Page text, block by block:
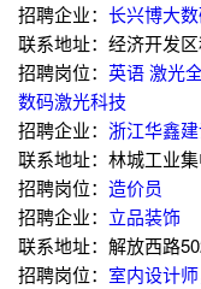
招聘企业： 长兴博大
联系地址：经济开发
招聘岗位： 英语激光
数码激光科技
招聘企业： 浙江华鑫
联系地址：林城工业
招聘岗位： 造价员
招聘企业： 立品装饰
联系地址：解放西路
招聘岗位： 室内设计